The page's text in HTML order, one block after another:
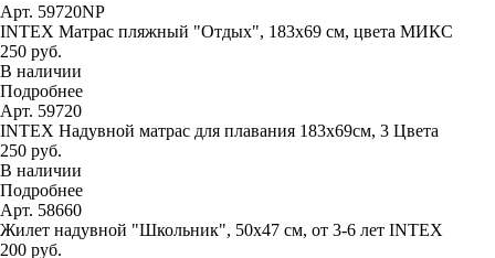
Арт. 59720NP
INTEX Матрас пляжный "Отдых", 183х69 см, цвета МИКС
250 руб.
В наличии
Подробнее
Арт. 59720
INTEX Надувной матрас для плавания 183х69см, 3 Цвета
250 руб.
В наличии
Подробнее
Арт. 58660
Жилет надувной "Школьник", 50х47 см, от 3-6 лет INTEX
200 руб.